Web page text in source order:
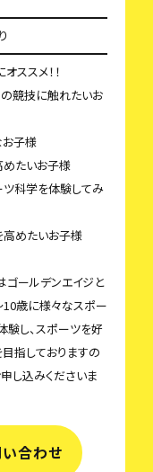
ススメ！！
の競技に触れたいお
お子様
めたいお子様
ツ科学を体験してみ
高めたいお子様
ールデンエイジと
歳に様々なスポー
験し、スポーツを好
指しておりますの
し込みくださいま
い合わせ